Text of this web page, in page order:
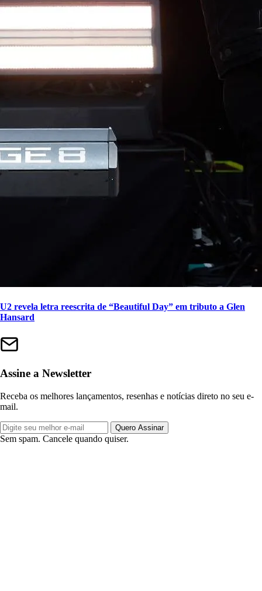
U2 revela letra reescrita de “Beautiful Day” em tributo a Glen
Hansard
Assine a Newsletter
Receba os melhores lançamentos, resenhas e notícias direto no seu e-
mail.
Quero Assinar
Sem spam. Cancele quando quiser.